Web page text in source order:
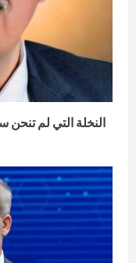
النخلة التي لم تنحن